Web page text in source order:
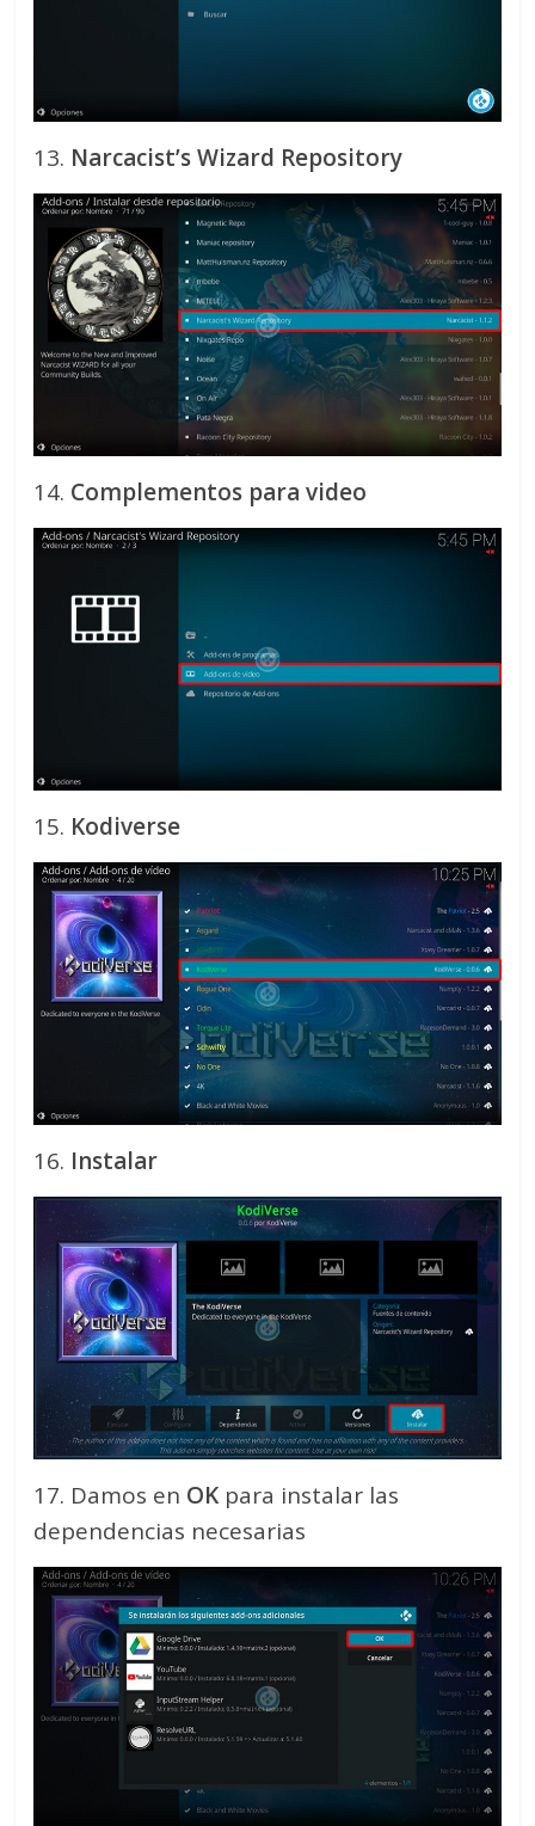
13. Narcacist’s Wizard Repository
14. Complementos para video
15. Kodiverse
16. Instalar
17. Damos en OK para instalar las
dependencias necesarias